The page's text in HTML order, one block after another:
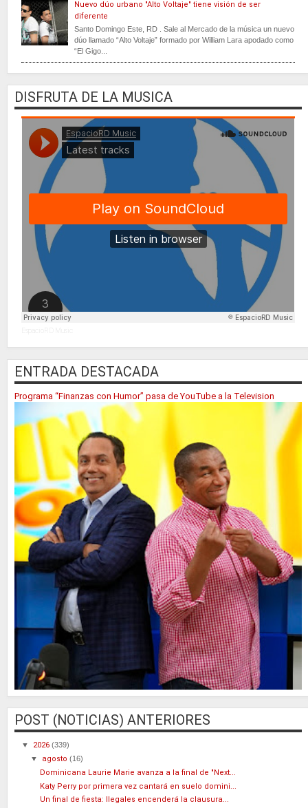
Nuevo dúo urbano "Alto Voltaje" tiene visión de ser
diferente
Santo Domingo Este, RD . Sale al Mercado de la música un nuevo
dúo llamado “Alto Voltaje” formado por William Lara apodado como
“El Gigo...
DISFRUTA DE LA MUSICA
EspacioRD Music
ENTRADA DESTACADA
Programa “Finanzas con Humor” pasa de YouTube a la Television
POST (NOTICIAS) ANTERIORES
▼ 2026 (339)
▼ agosto(16)
Dominicana Laurie Marie avanza a la final de "Next...
Katy Perry por primera vez cantará en suelo domini...
Un final de fiesta: Ilegales encenderá la clausura...